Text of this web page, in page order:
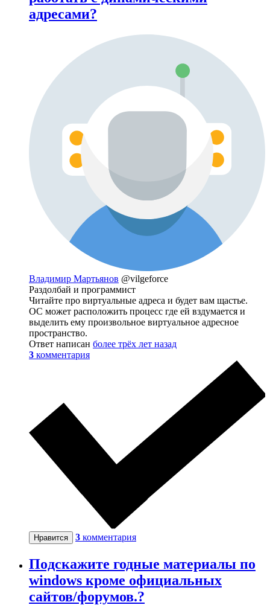
адресами?
Владимир Мартьянов @vilgeforce
Раздолбай и программист
Читайте про виртуальные адреса и будет вам щастье.
ОС может расположить процесс где ей вздумается и
выделить ему произвольное виртуальное адресное
пространство.
Ответ написан более трёх лет назад
3 комментария
Нравится 3 комментария
Пoдскажите годные материалы по
windows кроме официальных
сайтов/форумов.?